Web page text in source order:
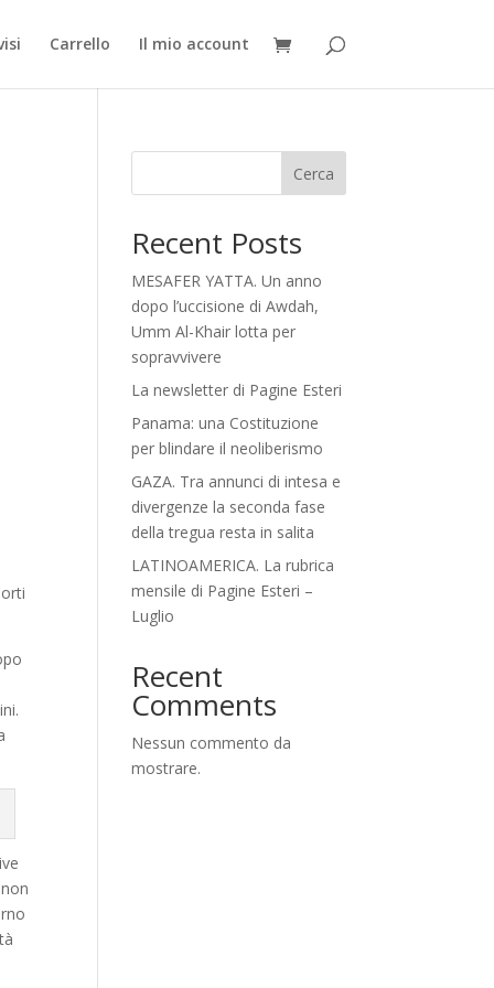
Carrello Il mio account
Cerca
Recent Posts
MESAFER YATTA. Un anno
dopo l’uccisione di Awdah,
Umm Al-Khair lotta per
sopravvivere
La newsletter di Pagine Esteri
Panama: una Costituzione
per blindare il neoliberismo
GAZA. Tra annunci di intesa e
divergenze la seconda fase
della tregua resta in salita
LATINOAMERICA. La rubrica
mensile di Pagine Esteri –
Luglio
Recent
Comments
Nessun commento da
mostrare.